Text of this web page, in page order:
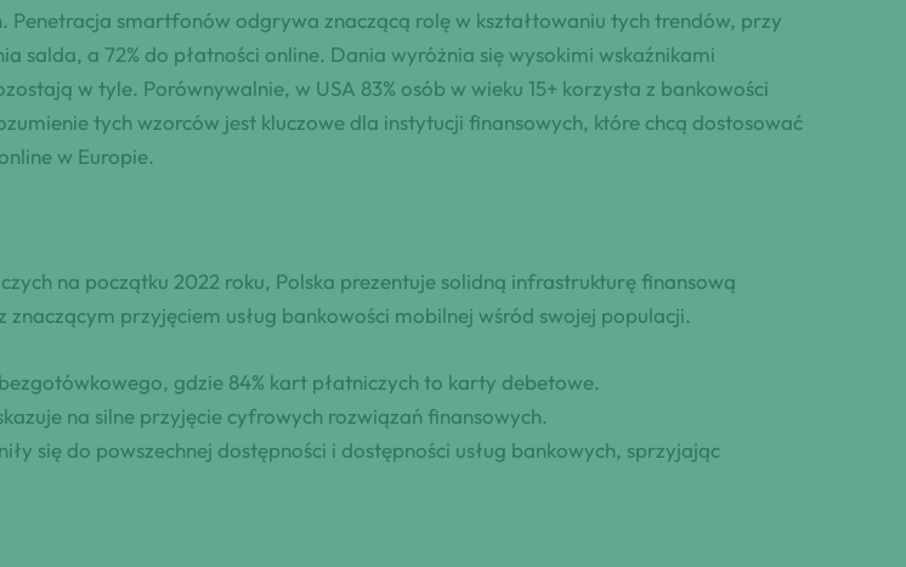
Penetracja smartfonów odgrywa znaczącą rolę w kształtowaniu tych trendów, przy
salda, a 72% do płatności online. Dania wyróżnia się wysokimi wskaźnikami
w tyle. Porównywalnie, w USA 83% osób w wieku 15+ korzysta z bankowości
tych wzorców jest kluczowe dla instytucji finansowych, które chcą dostosować
w Europie.
na początku 2022 roku, Polska prezentuje solidną infrastrukturę finansową
przyjęciem usług bankowości mobilnej wśród swojej populacji.
gdzie 84% kart płatniczych to karty debetowe.
na silne przyjęcie cyfrowych rozwiązań finansowych.
się do powszechnej dostępności i dostępności usług bankowych, sprzyjając